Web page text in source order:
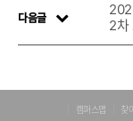
다음글
2차
캠퍼스맵 찾